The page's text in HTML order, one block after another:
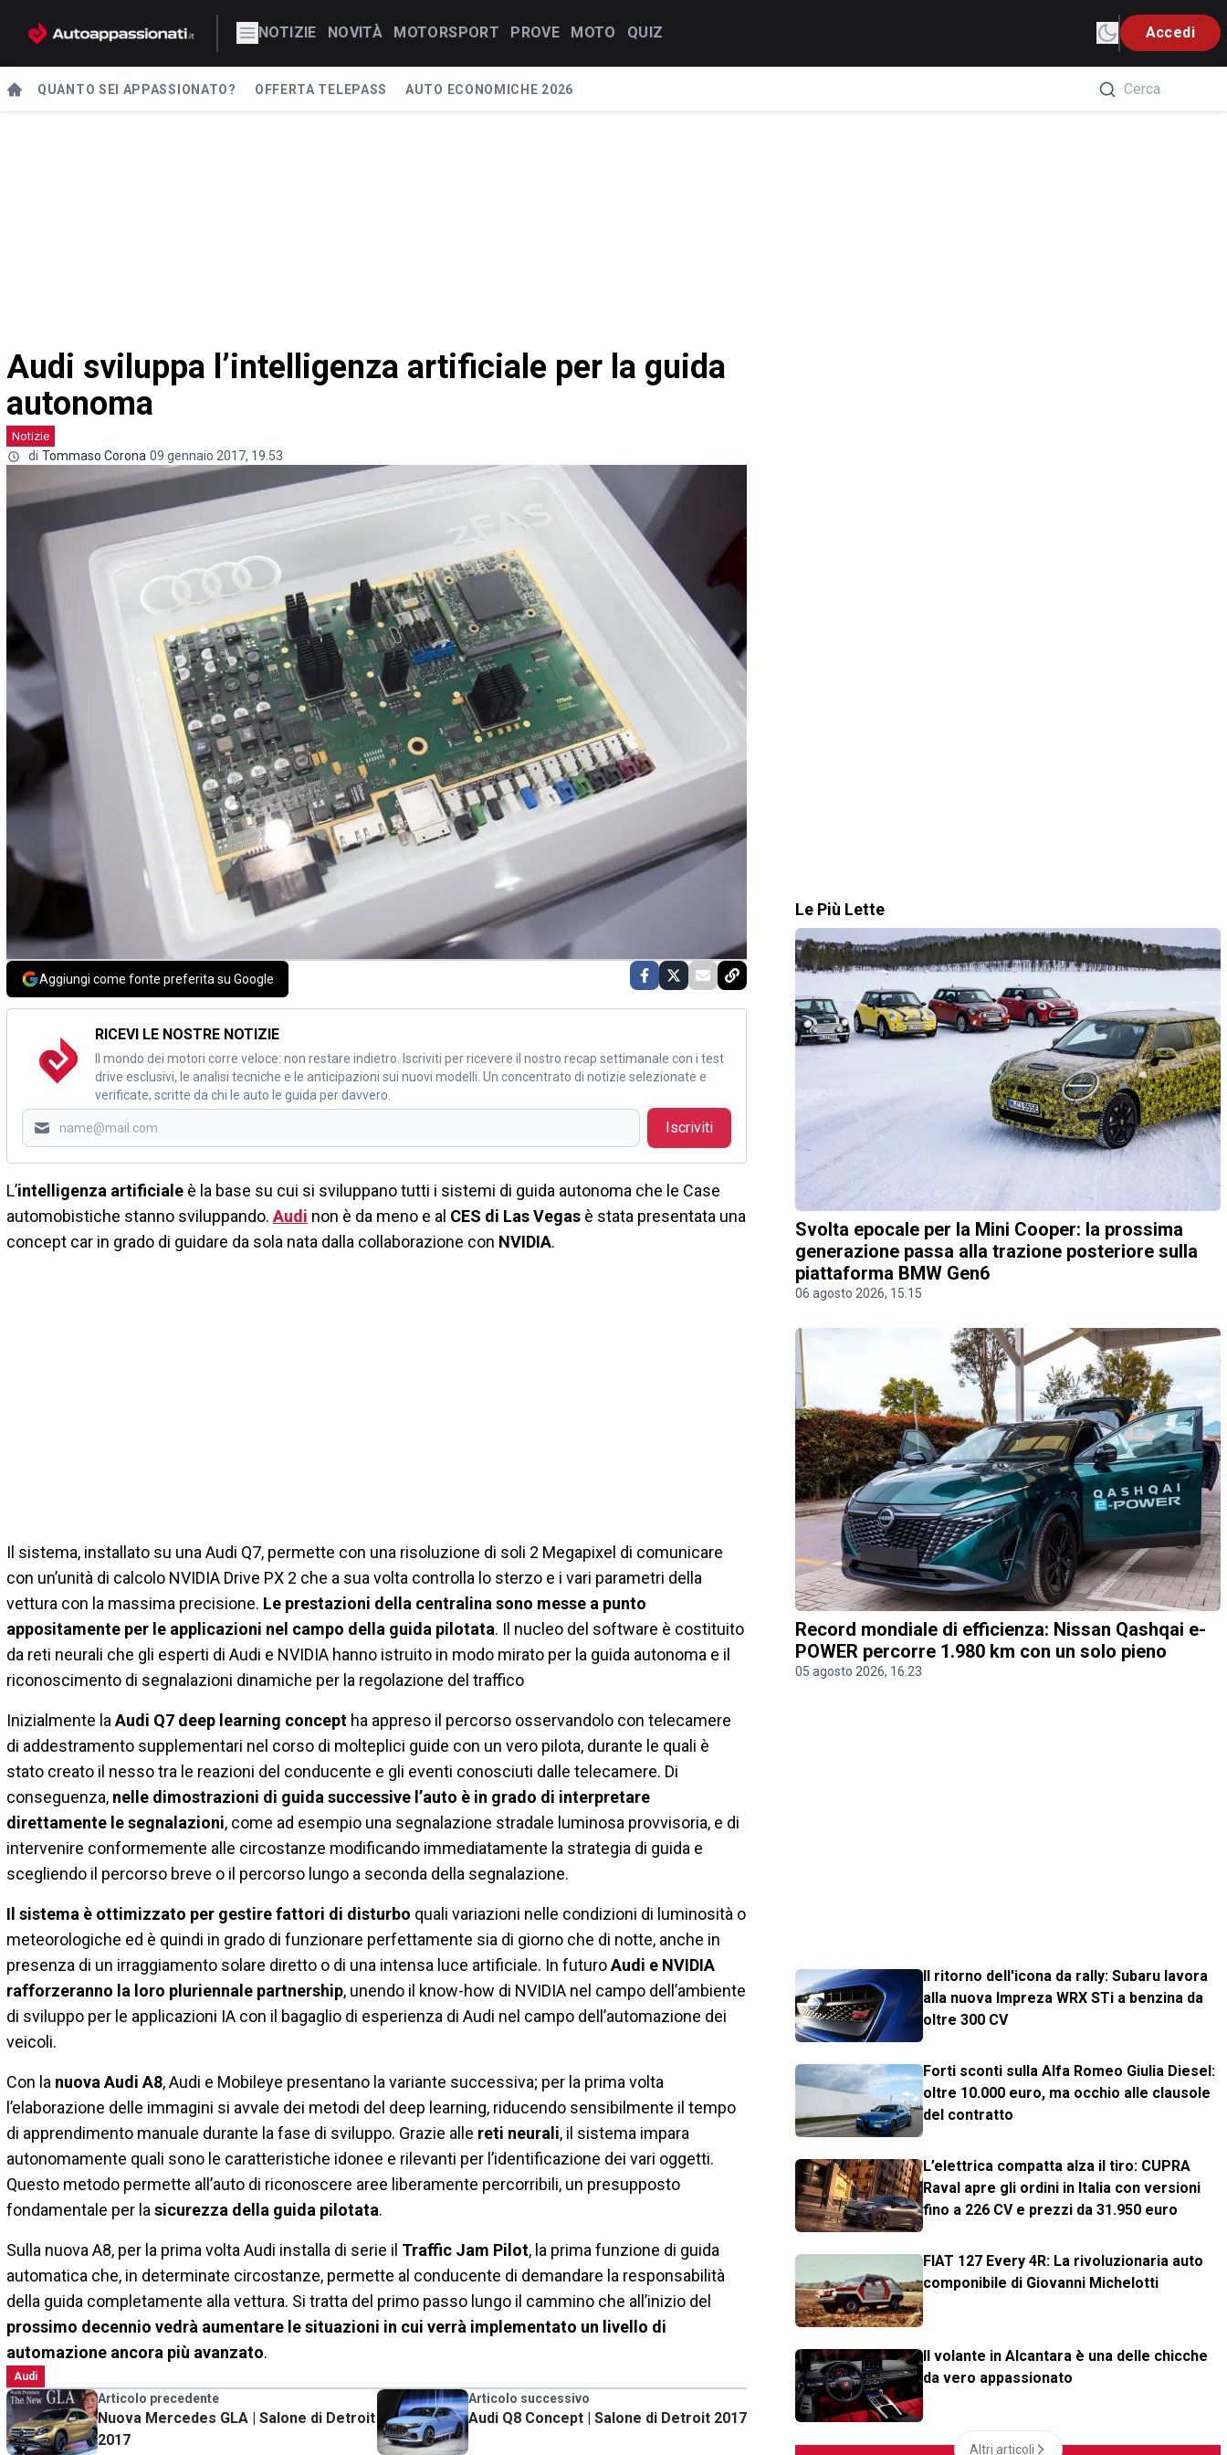
NOTIZIE NOVITÀ MOTORSPORT PROVE MOTO QUIZ Accedi
QUANTO SEI APPASSIONATO? OFFERTA TELEPASS AUTO ECONOMICHE 2026
Audi sviluppa l’intelligenza artificiale per la guida
autonoma
Notizie
di Tommaso Corona 09 gennaio 2017, 19.53
Aggiungi come fonte preferita su Google
RICEVI LE NOSTRE NOTIZIE
Il mondo dei motori corre veloce: non restare indietro. Iscriviti per ricevere il nostro recap settimanale con i test
drive esclusivi, le analisi tecniche e le anticipazioni sui nuovi modelli. Un concentrato di notizie selezionate e
verificate, scritte da chi le auto le guida per davvero.
Iscriviti
L’intelligenza artificiale è la base su cui si sviluppano tutti i sistemi di guida autonoma che le Case
automobistiche stanno sviluppando. Audi non è da meno e al CES di Las Vegas è stata presentata una
concept car in grado di guidare da sola nata dalla collaborazione con NVIDIA.
Il sistema, installato su una Audi Q7, permette con una risoluzione di soli 2 Megapixel di comunicare
con un’unità di calcolo NVIDIA Drive PX 2 che a sua volta controlla lo sterzo e i vari parametri della
vettura con la massima precisione. Le prestazioni della centralina sono messe a punto
appositamente per le applicazioni nel campo della guida pilotata. Il nucleo del software è costituito
da reti neurali che gli esperti di Audi e NVIDIA hanno istruito in modo mirato per la guida autonoma e il
riconoscimento di segnalazioni dinamiche per la regolazione del traffico
Inizialmente la Audi Q7 deep learning concept ha appreso il percorso osservandolo con telecamere
di addestramento supplementari nel corso di molteplici guide con un vero pilota, durante le quali è
stato creato il nesso tra le reazioni del conducente e gli eventi conosciuti dalle telecamere. Di
conseguenza, nelle dimostrazioni di guida successive l’auto è in grado di interpretare
direttamente le segnalazioni, come ad esempio una segnalazione stradale luminosa provvisoria, e di
intervenire conformemente alle circostanze modificando immediatamente la strategia di guida e
scegliendo il percorso breve o il percorso lungo a seconda della segnalazione.
Il sistema è ottimizzato per gestire fattori di disturbo quali variazioni nelle condizioni di luminosità o
meteorologiche ed è quindi in grado di funzionare perfettamente sia di giorno che di notte, anche in
presenza di un irraggiamento solare diretto o di una intensa luce artificiale. In futuroAudi e NVIDIA
rafforzeranno la loro pluriennale partnership, unendo il know-how di NVIDIA nel campo dell’ambiente
di sviluppo per le applicazioni IA con il bagaglio di esperienza di Audi nel campo dell’automazione dei
veicoli.
Con la nuova Audi A8, Audi e Mobileye presentano la variante successiva; per la prima volta
l’elaborazione delle immagini si avvale dei metodi del deep learning, riducendo sensibilmente il tempo
di apprendimento manuale durante la fase di sviluppo. Grazie alle reti neurali, il sistema impara
autonomamente quali sono le caratteristiche idonee e rilevanti per l’identificazione dei vari oggetti.
Questo metodo permette all’auto di riconoscere aree liberamente percorribili, un presupposto
fondamentale per la sicurezza della guida pilotata.
Sulla nuova A8, per la prima volta Audi installa di serie il Traffic Jam Pilot, la prima funzione di guida
automatica che, in determinate circostanze, permette al conducente di demandare la responsabilità
della guida completamente alla vettura. Si tratta del primo passo lungo il cammino che all’inizio del
prossimo decennio vedrà aumentare le situazioni in cui verrà implementato un livello di
automazione ancora più avanzato.
Audi
Articolo precedente
Nuova Mercedes GLA | Salone di Detroit
2017
Articolo successivo
Audi Q8 Concept | Salone di Detroit 2017
Le Più Lette
Svolta epocale per la Mini Cooper: la prossima
generazione passa alla trazione posteriore sulla
piattaforma BMW Gen6
06 agosto 2026, 15.15
Record mondiale di efficienza: Nissan Qashqai e-
POWER percorre 1.980 km con un solo pieno
05 agosto 2026, 16.23
Il ritorno dell'icona da rally: Subaru lavora
alla nuova Impreza WRX STi a benzina da
oltre 300 CV
Forti sconti sulla Alfa Romeo Giulia Diesel:
oltre 10.000 euro, ma occhio alle clausole
del contratto
L’elettrica compatta alza il tiro: CUPRA
Raval apre gli ordini in Italia con versioni
fino a 226 CV e prezzi da 31.950 euro
FIAT 127 Every 4R: La rivoluzionaria auto
componibile di Giovanni Michelotti
Il volante in Alcantara è una delle chicche
da vero appassionato
Altri articoli